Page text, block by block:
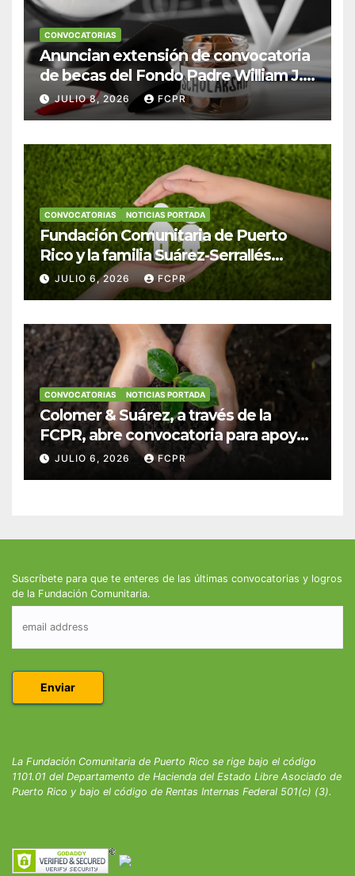
CONVOCATORIAS
Anuncian extensión de convocatoria
de becas del Fondo Padre William J.
Hendricks, SJ para estudiantes del
Colegio San Ignacio
JULIO 8, 2026 FCPR
CONVOCATORIAS NOTICIAS PORTADA
Fundación Comunitaria de Puerto
Rico y la familia Suárez-Serrallés
anuncian convocatoria para
fortalecer hogares y albergues
JULIO 6, 2026 FCPR
CONVOCATORIAS NOTICIAS PORTADA
Colomer & Suárez, a través de la
FCPR, abre convocatoria para apoyar
proyectos de seguridad alimentaria
JULIO 6, 2026 FCPR
Suscríbete para que te enteres de las últimas convocatorias y logros
de la Fundación Comunitaria.
La Fundación Comunitaria de Puerto Rico se rige bajo el código
1101.01 del Departamento de Hacienda del Estado Libre Asociado de
Puerto Rico y bajo el código de Rentas Internas Federal 501(c) (3).